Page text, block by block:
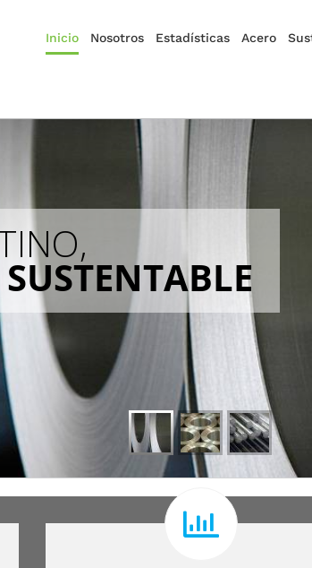
Inicio Nosotros Estadísticas Acero